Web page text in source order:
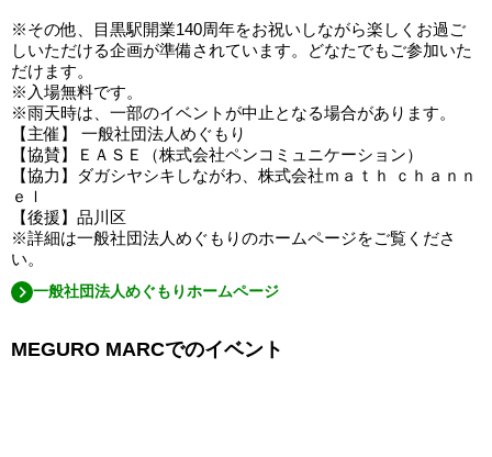
※その他、目黒駅開業140周年をお祝いしながら楽しくお過ご
しいただける企画が準備されています。どなたでもご参加いた
だけます。
※入場無料です。
※雨天時は、一部のイベントが中止となる場合があります。
【主催】 一般社団法人めぐもり
【協賛】ＥＡＳＥ（株式会社ペンコミュニケーション）
【協力】ダガシヤシキしながわ、株式会社ｍａｔｈ ｃｈａｎｎ
ｅｌ
【後援】品川区
※詳細は一般社団法人めぐもりのホームページをご覧くださ
い。
一般社団法人めぐもりホームページ
MEGURO MARCでのイベント